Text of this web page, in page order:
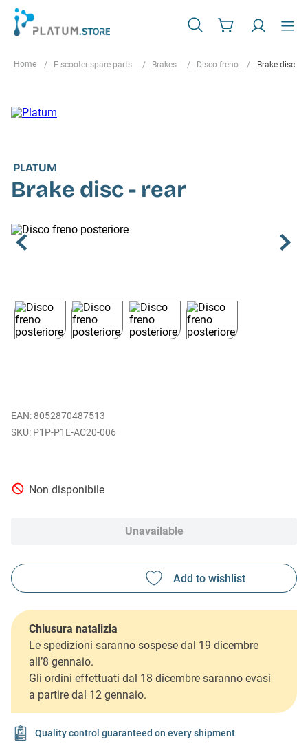
E-scooter spare parts Brakes Disco freno Brake disc -
PLATUM
Brake disc - rear
EAN: 8052870487513
P1P-P1E-AC20-006
Non disponibile
Unavailable
Chiusura natalizia
Le spedizioni saranno sospese dal 19 dicembre
all’8 gennaio.
Gli ordini effettuati dal 18 dicembre saranno evasi
a partire dal 12 gennaio.
Quality control guaranteed on every shipment